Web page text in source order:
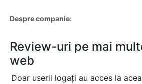
Despre companie:
Review-uri pe mai
web
Doar userii logați au acces la